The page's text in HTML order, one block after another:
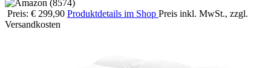
Preis: € 299,90 Produktdetails im Shop Preis inkl. MwSt., zzgl.
Versandkosten